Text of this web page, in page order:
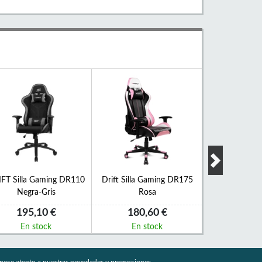
Silla Gaming DR110
Negra-Gris
195,10 €
En stock
Drift Silla Gaming DR175
Rosa
180,60 €
En stock